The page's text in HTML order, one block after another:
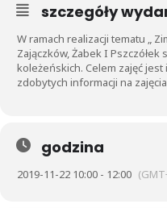
szczegóły
W ramach realizacji tematu „
Zajączków, Żabek I
koleżeńskich. Celem zajęć
zdobytych informacji na
godzina
2019-11-22 10:00 - 12:00